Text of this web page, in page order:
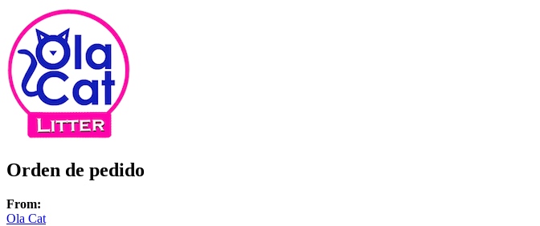
Orden de pedido
From:
Ola Cat